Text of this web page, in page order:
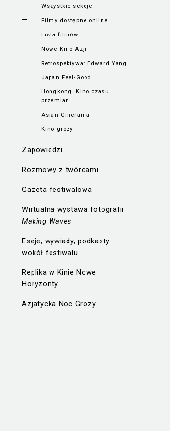
Wszystkie sekcje
Filmy dostępne online
Lista filmów
Nowe Kino Azji
Retrospektywa: Edward Yang
Japan Feel-Good
Hongkong. Kino czasu
przemian
Asian Cinerama
Kino grozy
Zapowiedzi
Rozmowy z twórcami
Gazeta festiwalowa
Wirtualna wystawa fotografii
Making Waves
Eseje, wywiady, podkasty
wokół festiwalu
Replika w Kinie Nowe
Horyzonty
Azjatycka Noc Grozy